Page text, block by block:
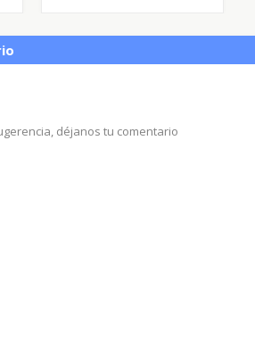
déjanos tu comentario